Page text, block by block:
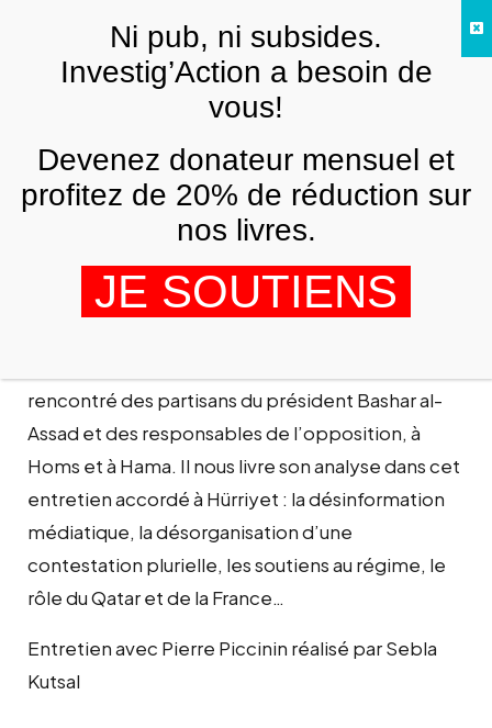
Syrie : « Nous sommes la Révolution ! »
PIERRE PICCININ 19 JANVIER 2012
rencontré des partisans du président Bashar al-
Assad et des responsables de l’opposition, à
Homs et à Hama. Il nous livre son analyse dans cet
entretien accordé à Hürriyet : la désinformation
médiatique, la désorganisation d’une
contestation plurielle, les soutiens au régime, le
rôle du Qatar et de la France…
Entretien avec Pierre Piccinin réalisé par Sebla
Kutsal
ANALYSES ET TÉMOIGNAGES
FRNi pub, ni subsides.
Investig’Action a besoin de
vous!
Devenez donateur mensuel et
profitez de 20% de réduction sur
nos livres.
JE SOUTIENS